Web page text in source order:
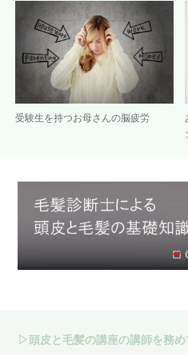
受験生を持つお母さんの脳疲労
▷頭皮と毛髪の講座の講師を務め